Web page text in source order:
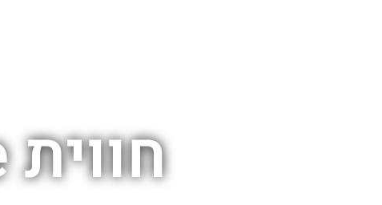
חווית Barça Immersive